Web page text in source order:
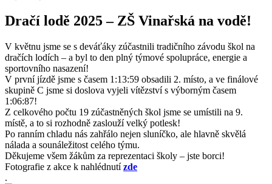
Dračí lodě 2025 – ZŠ Vinařská na vodě!
V květnu jsme se s deváťáky zúčastnili tradičního závodu škol na
dračích lodích – a byl to den plný týmové spolupráce, energie a
sportovního nasazení!
V první jízdě jsme s časem 1:13:59 obsadili 2. místo, a ve finálové
skupině C jsme si doslova vyjeli vítězství s výborným časem
1:06:87!
Z celkového počtu 19 zúčastněných škol jsme se umístili na 9.
místě, a to si rozhodně zaslouží velký potlesk!
Po ranním chladu nás zahřálo nejen sluníčko, ale hlavně skvělá
nálada a sounáležitost celého týmu.
Děkujeme všem žákům za reprezentaci školy – jste borci!
Fotografie z akce k nahlédnutízde
.